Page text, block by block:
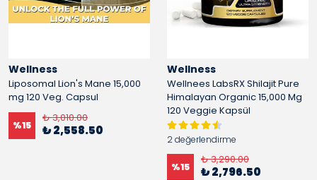
Wellness
Liposomal Lion's Mane 15,000
mg 120 Veg. Capsul
%15
₺ 3,010.00
₺ 2,558.50
Wellness
Wellnees LabsRX Shilajit Pure
Himalayan Organic 15,000 Mg
120 Veggie Kapsül
2 değerlendirme
%15
₺ 3,290.00
₺ 2,796.50